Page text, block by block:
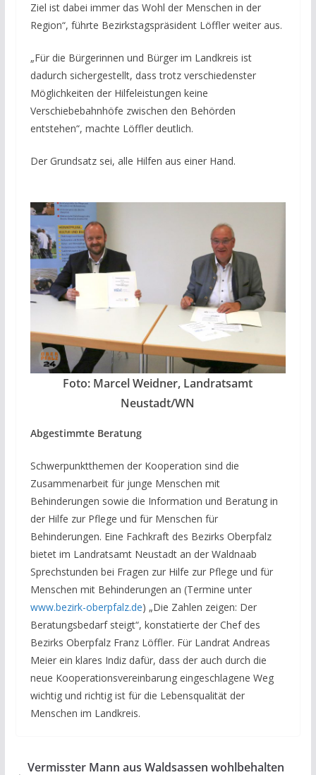
Ziel ist dabei immer das Wohl der Menschen in der
Region“, führte Bezirkstagspräsident Löffler weiter aus.
„Für die Bürgerinnen und Bürger im Landkreis ist
dadurch sichergestellt, dass trotz verschiedenster
Möglichkeiten der Hilfeleistungen keine
Verschiebebahnhöfe zwischen den Behörden
entstehen“, machte Löffler deutlich.
Der Grundsatz sei, alle Hilfen aus einer Hand.
Foto: Marcel Weidner, Landratsamt
Neustadt/WN
Abgestimmte Beratung
Schwerpunktthemen der Kooperation sind die
Zusammenarbeit für junge Menschen mit
Behinderungen sowie die Information und Beratung in
der Hilfe zur Pflege und für Menschen für
Behinderungen. Eine Fachkraft des Bezirks Oberpfalz
bietet im Landratsamt Neustadt an der Waldnaab
Sprechstunden bei Fragen zur Hilfe zur Pflege und für
Menschen mit Behinderungen an (Termine unter
www.bezirk-oberpfalz.de) „Die Zahlen zeigen: Der
Beratungsbedarf steigt“, konstatierte der Chef des
Bezirks Oberpfalz Franz Löffler. Für Landrat Andreas
Meier ein klares Indiz dafür, dass der auch durch die
neue Kooperationsvereinbarung eingeschlagene Weg
wichtig und richtig ist für die Lebensqualität der
Menschen im Landkreis.
Vermisster Mann aus Waldsassen wohlbehalten